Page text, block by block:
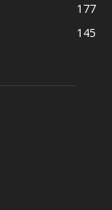
177
145